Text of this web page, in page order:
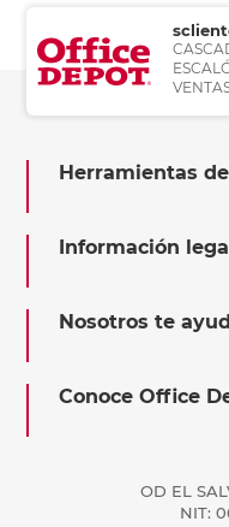
Herramientas
Información
Nosotros te
Conoce Office
OD EL
NIT: